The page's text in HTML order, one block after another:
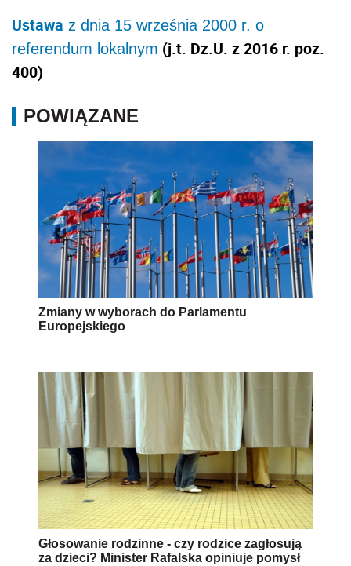
Ustawa z dnia 15 września 2000 r. o
referendum lokalnym (j.t. Dz.U. z 2016 r. poz.
400)
POWIĄZANE
Zmiany w wyborach do Parlamentu
Europejskiego
Głosowanie rodzinne - czy rodzice zagłosują
za dzieci? Minister Rafalska opiniuje pomysł